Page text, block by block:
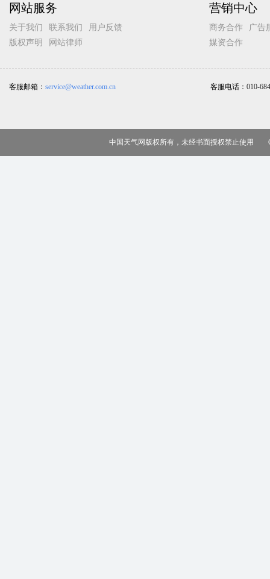
网站服务
关于我们 联系我们
用户反馈
版权声明
网站律师
营销中心
商务合作
广告
媒资合作
客服邮箱： service@weather.com.cn 客服电话： 010-
中国天气网版权所有，未经书面授权禁止使用